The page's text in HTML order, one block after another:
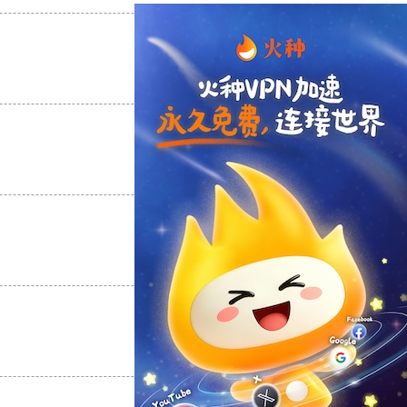
支持[0] 反对
支持
反对 [0]
支持[0] 反对[0]